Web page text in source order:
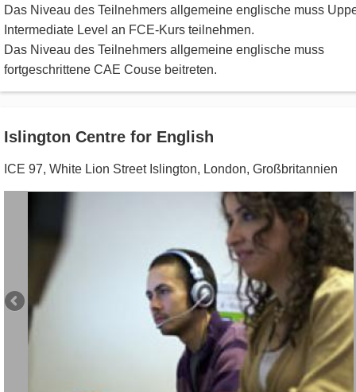
Das Niveau des Teilnehmers allgemeine englische muss
Intermediate Level an FCE-Kurs teilnehmen.
Das Niveau des Teilnehmers allgemeine englische muss
fortgeschrittene CAE Couse beitreten.
Islington Centre for English
ICE 97, White Lion Street Islington, London, Großbritannien